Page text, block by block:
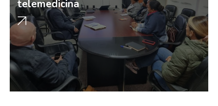
telemedicina